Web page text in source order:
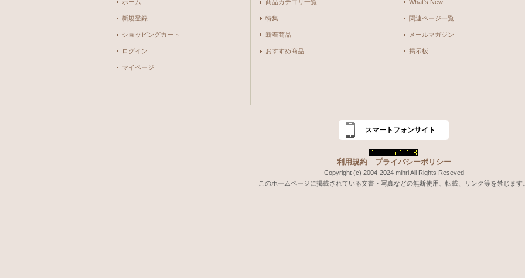
ホーム
新規登録
ショッピングカート
ログイン
マイページ
商品カテゴリ一覧
特集
新着商品
おすすめ商品
What's New
関連ページ一覧
メールマガジン
掲示板
スマートフォンサイト
利用規約 プライバシーポリシー
Copyright (c) 2004-2024 mihri All Rights Reseved
このホームページに掲載されている文書・写真などの無断使用、転載、リンク等を禁じます